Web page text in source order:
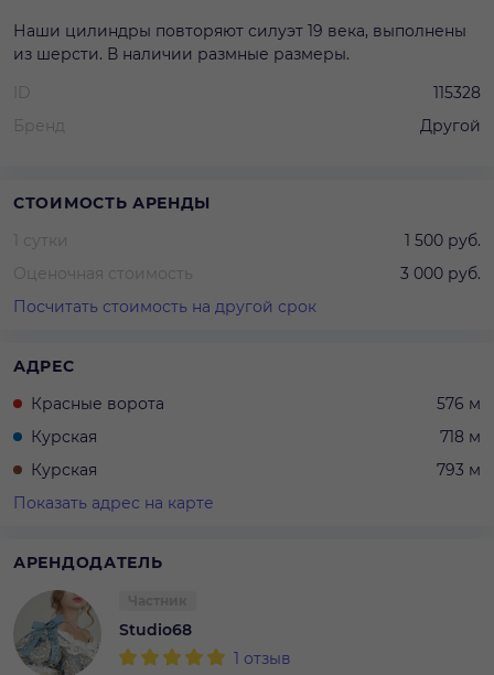
Наши цилиндры повторяют силуэт 19 века, выполнены
из шерсти. В наличии размные размеры.
ID
115328
Бренд
Другой
СТОИМОСТЬ АРЕНДЫ
1 сутки
1 500 руб.
Оценочная стоимость
3 000 руб.
Посчитать стоимость на другой срок
АДРЕС
Красные ворота
576 м
Курская
718 м
Курская
793 м
Показать адрес на карте
АРЕНДОДАТЕЛЬ
Studio68
1 отзыв